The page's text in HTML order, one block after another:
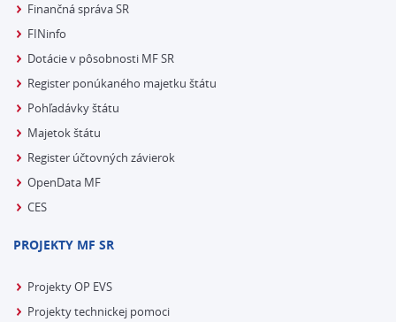
Finančná správa SR
FINinfo
Dotácie v pôsobnosti MF SR
Register ponúkaného majetku štátu
Pohľadávky štátu
Majetok štátu
Register účtovných závierok
OpenData MF
CES
PROJEKTY MF SR
Projekty OP EVS
Projekty technickej pomoci